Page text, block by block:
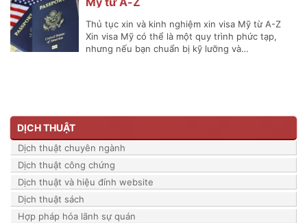
Thủ tục xin và kinh nghiệm xin visa Mỹ từ A-Z
Xin visa Mỹ có thể là một quy trình phức tạp,
nhưng nếu bạn chuẩn bị kỹ lưỡng và…
DỊCH THUẬT
Dịch thuật chuyên ngành
Dịch thuật công chứng
Dịch thuật và hiệu đính website
Dịch thuật sách
Hợp pháp hóa lãnh sự quán